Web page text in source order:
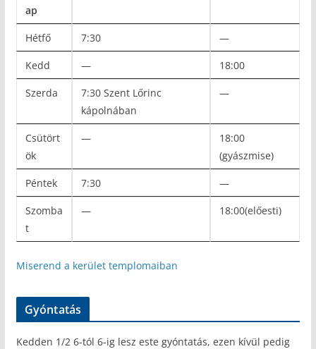
ap
Hétfő 7:30 —
Kedd — 18:00
Szerda
7:30 Szent Lőrinc
kápolnában
—
Csütört
ök
—
18:00
(gyászmise)
Péntek 7:30 —
Szomba
t
— 18:00(előesti)
Miserend a kerület templomaiban
Gyóntatás
Kedden 1/2 6-tól 6-ig lesz este gyóntatás, ezen kívül pedig